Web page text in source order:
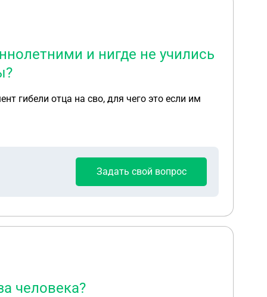
и нигде не учились
гибели отца на сво, для чего это если им
Задать свой вопрос
человека?